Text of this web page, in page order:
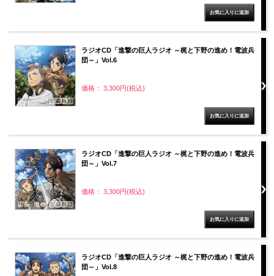
ラジオCD「進撃の巨人ラジオ ～梶と下野の進め！電波兵
団～」Vol.6
価格： 3,300円(税込)
ラジオCD「進撃の巨人ラジオ ～梶と下野の進め！電波兵
団～」Vol.7
価格： 3,300円(税込)
ラジオCD「進撃の巨人ラジオ ～梶と下野の進め！電波兵
団～」Vol.8